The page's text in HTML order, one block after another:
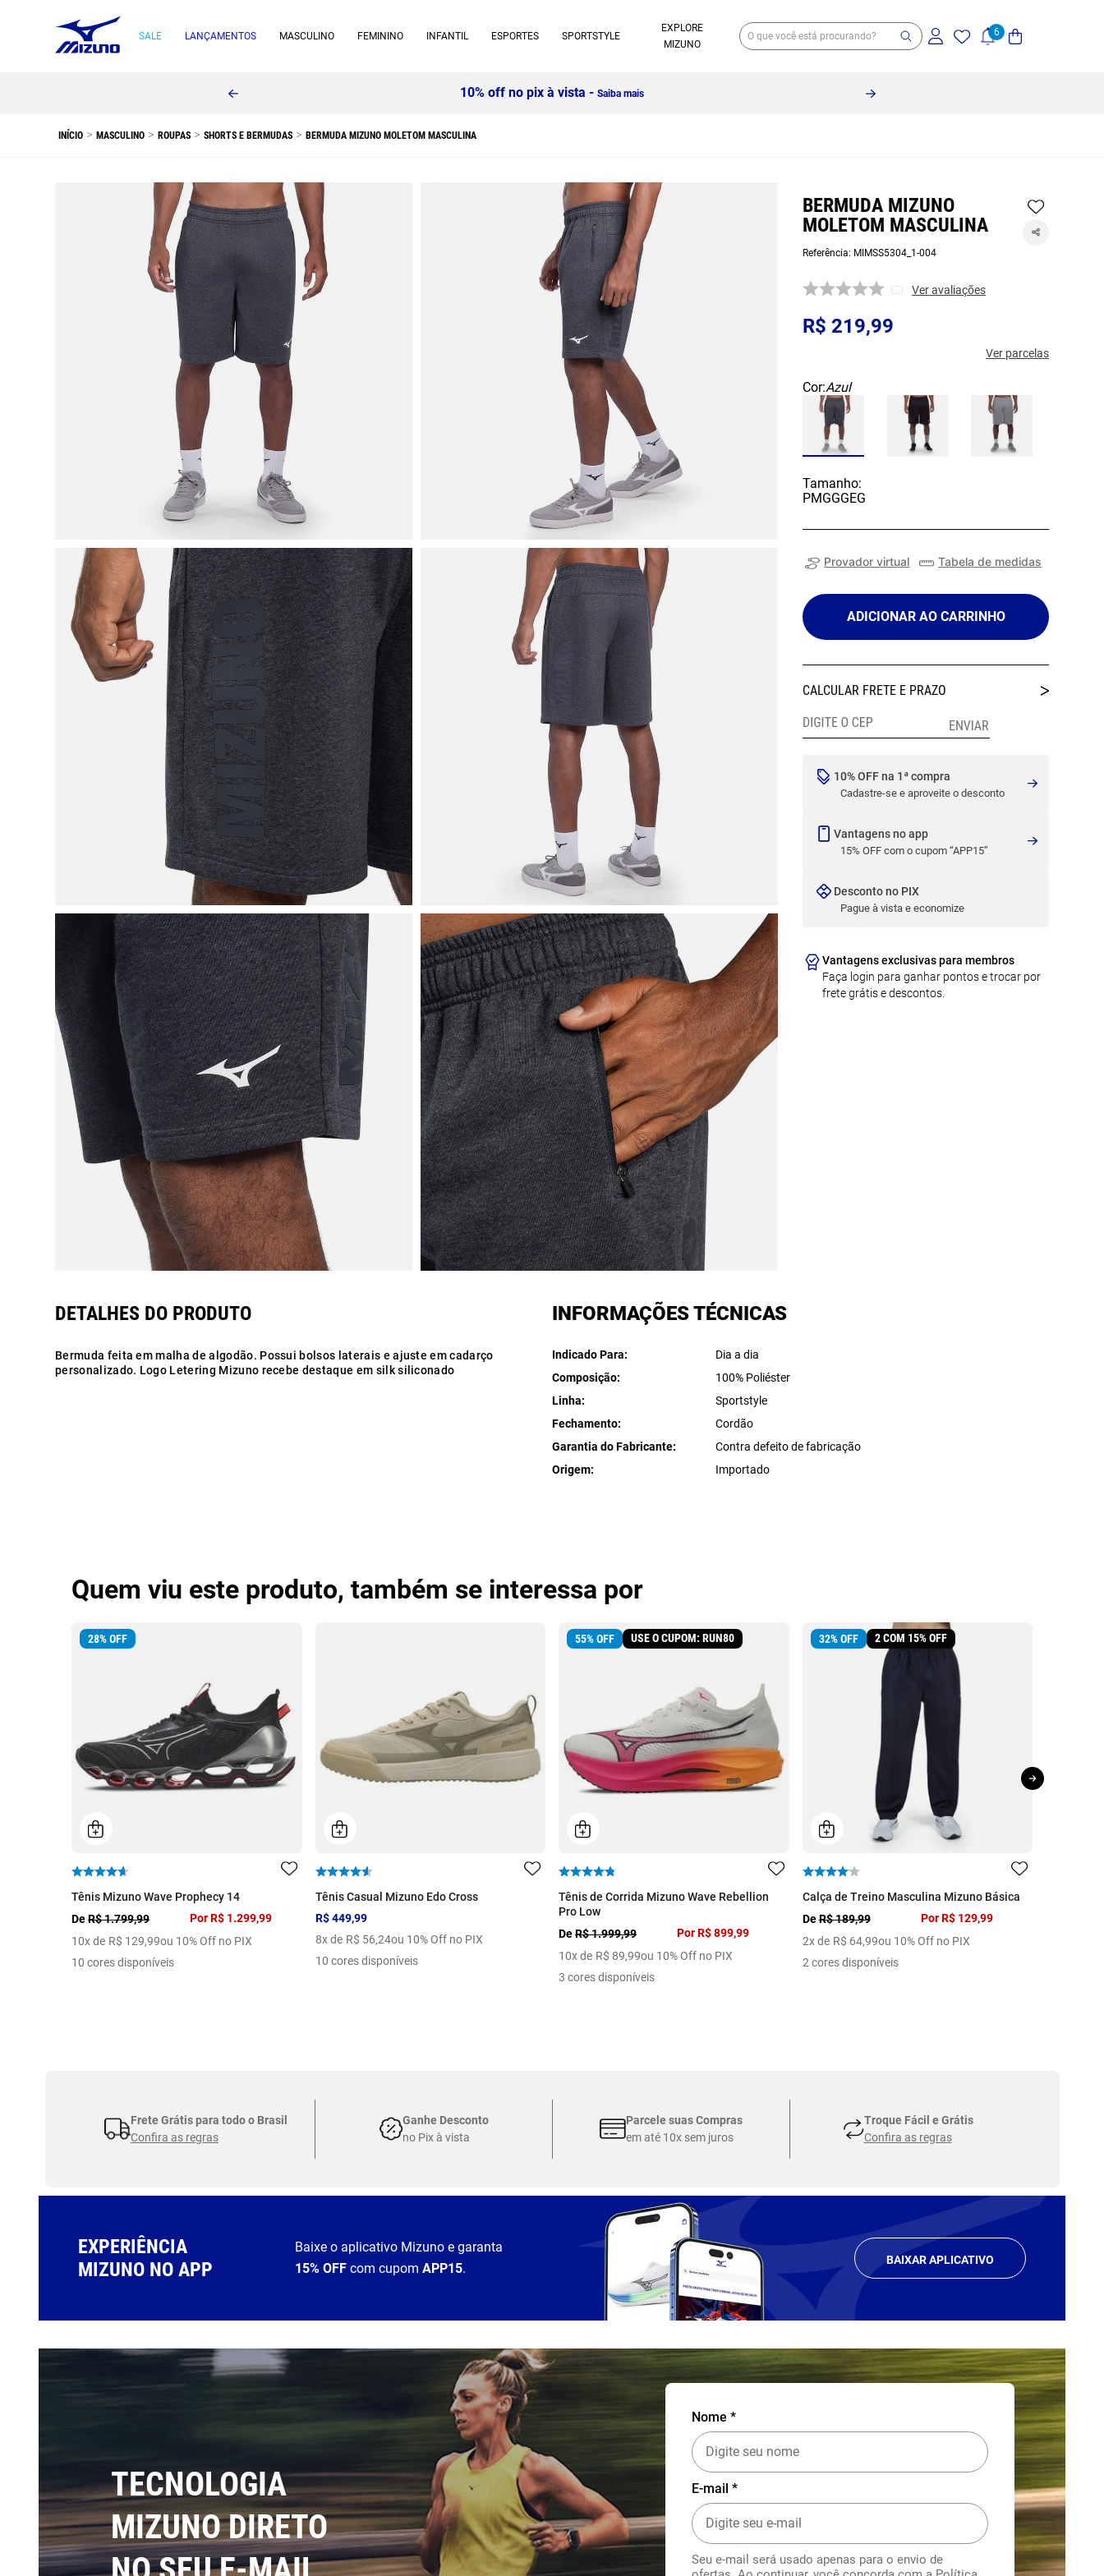
SALE LANÇAMENTOS MASCULINO FEMININO INFANTIL ESPORTES SPORTSTYLE
EXPLORE
MIZUNO
Compre 2 itens e ganhe 15% OFF- Confira!
MASCULINO ROUPAS SHORTS E BERMUDAS BERMUDA MIZUNO MOLETOM MASCULINA
BERMUDA MIZUNO
MOLETOM MASCULINA
Referência: MIMSS5304_1-004
Ver avaliações
R$ 219,99
Ver parcelas
Cor:Azul
Tamanho:
PMGGGEG
Provador virtual Tabela de medidas
ADICIONAR AO CARRINHO
10% OFF na 1ª compra
Cadastre-se e aproveite o desconto
Vantagens no app
15% OFF com o cupom “APP15”
Desconto no PIX
Pague à vista e economize
Vantagens exclusivas para membros
Faça login para ganhar pontos e trocar por
frete grátis e descontos.
Bermuda feita em malha de algodão. Possui bolsos laterais e ajuste em cadarço
personalizado. Logo Letering Mizuno recebe destaque em silk siliconado
INFORMAÇÕES TÉCNICAS
Indicado Para
Dia a dia
Composição
100% Poliéster
Linha
Sportstyle
Fechamento
Cordão
Garantia do Fabricante
Contra defeito de fabricação
Origem
Importado
Quem viu este produto, também se interessa por
28%OFF
Tênis Mizuno Wave Prophecy 14
DeR$ 1.799,99
10x de R$ 129,99ou 10% Off no PIX
Por R$ 1.299,99
10 cores disponíveis
Tênis Casual Mizuno Edo Cross
R$ 449,99
8x de R$ 56,24ou 10% Off no PIX
10 cores disponíveis
55%OFF USE O CUPOM: RUN80
Tênis de Corrida Mizuno Wave Rebellion
Pro Low
DeR$ 1.999,99
10x de R$ 89,99ou 10% Off no PIX
Por R$ 899,99
3 cores disponíveis
32%OFF 2 COM 15% OFF
Calça de Treino Masculina Mizuno Básica
DeR$ 189,99
2x de R$ 64,99ou 10% Off no PIX
Por R$ 129,99
2 cores disponíveis
Frete Grátis para todo o Brasil
Confira as regras
Ganhe Desconto
no Pix à vista
Parcele suas Compras
em até 10x sem juros
Troque Fácil e Grátis
Confira as regras
EXPERIÊNCIA
MIZUNO NO APP
Baixe o aplicativo Mizuno e garanta
15% OFF com cupomAPP15.
BAIXAR APLICATIVO
TECNOLOGIA
MIZUNO DIRETO
Nome *
E-mail *
Seu e-mail será usado apenas para o envio de